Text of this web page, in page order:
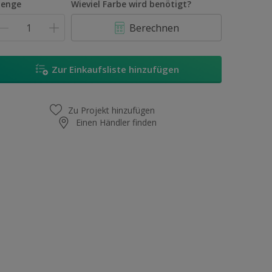
Wieviel Farbe wird benötigt?
Berechnen
Zur Einkaufsliste hinzufügen
Zu Projekt hinzufügen
Einen Händler finden